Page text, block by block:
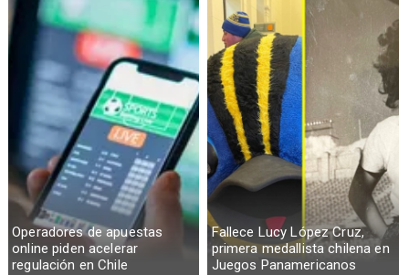
Operadores de apuestas
online piden acelerar
regulación en Chile
Fallece Lucy López Cruz,
primera medallista chilena en
Juegos Panamericanos